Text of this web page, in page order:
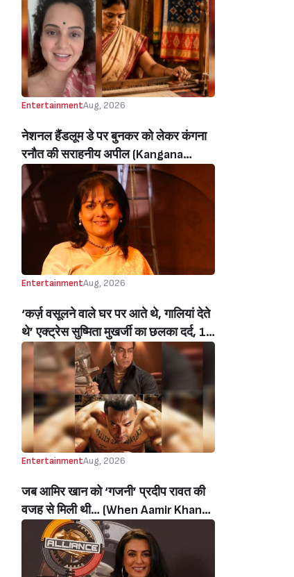
EntertainmentAug, 2026
नेशनल हैंडलूम डे पर बुनकर को लेकर कंगना
रनौत की सराहनीय अपील (Kangana
Ranaut’s Commendable Appeal
Regarding Weavers On National
Handloom Day)
EntertainmentAug, 2026
‘कर्ज़ वसूलने वाले घर पर आते थे, गालियां देते
थे’ एक्ट्रेस सुष्मिता मुखर्जी का छलका दर्द, 1
करोड़ का कर्ज उतारने के लिए करनी पड़ी थी
C ग्रेड फिल्में, बोलीं- ‘मैंने अपनी आत्मा बेच दी
थी’ (‘I Sold My Soul’ Actress
Sushmita Mukherjee Recalls Doing
C-Grade Films To Pay Loan)
EntertainmentAug, 2026
जब आमिर खान को ‘गजनी’ प्रदीप रावत की
वजह से मिली थी… (When Aamir Khan
Got ‘Ghajini’ Because Of Pradeep
Rawat)